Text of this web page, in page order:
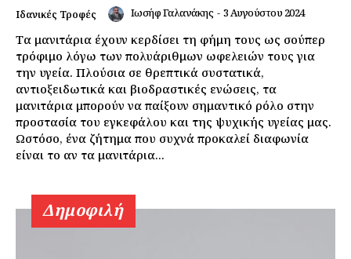
Ιδανικές Τροφές Ιωσήφ Γαλανάκης - 3 Αυγούστου 2024
Τα μανιτάρια έχουν κερδίσει τη φήμη τους ως σούπερ
τρόφιμο λόγω των πολυάριθμων ωφελειών τους για
την υγεία. Πλούσια σε θρεπτικά συστατικά,
αντιοξειδωτικά και βιοδραστικές ενώσεις, τα
μανιτάρια μπορούν να παίξουν σημαντικό ρόλο στην
προστασία του εγκεφάλου και της ψυχικής υγείας μας.
Ωστόσο, ένα ζήτημα που συχνά προκαλεί διαφωνία
είναι το αν τα μανιτάρια...
Δημοφιλή